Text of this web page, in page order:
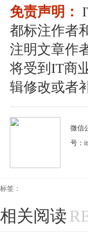
免责声明：
都标注作者
注明文章作
将受到IT商
辑修改或者
微信
号：
标签：
相关阅读